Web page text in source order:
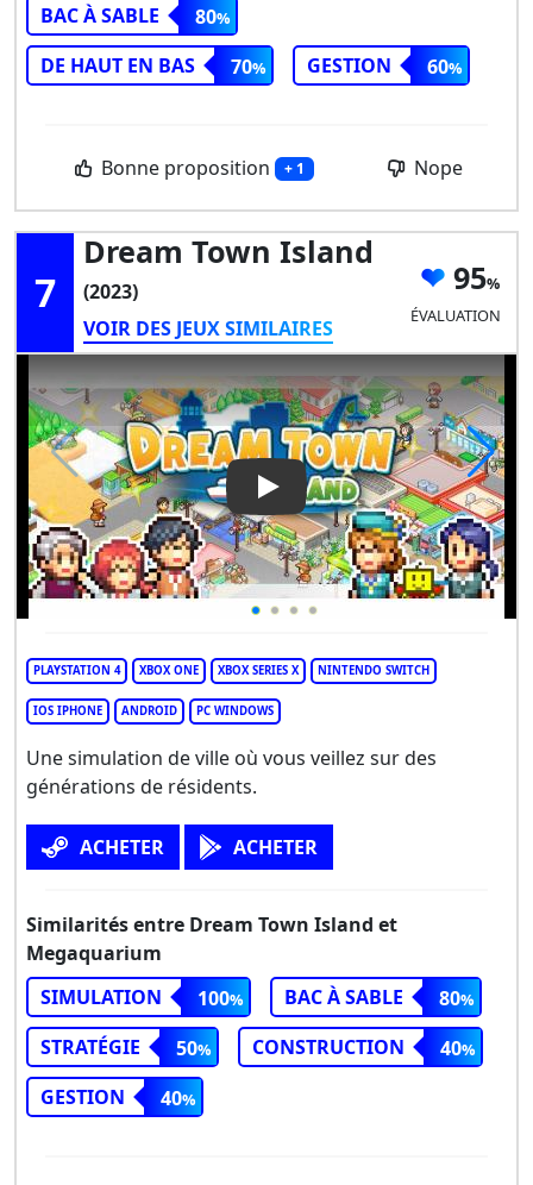
BAC À SABLE
80
DE HAUT EN BAS
70 GESTION 60
Bonne proposition + 1 Nope
7
Dream Town Island
(2023)
VOIR DES JEUX SIMILAIRES
95
ÉVALUATION
Play Video: Dream Town
PLAYSTATION 4 XBOX ONE XBOX SERIES X NINTENDO SWITCH
IOS IPHONE ANDROID PC WINDOWS
Une simulation de ville où vous veillez sur des
générations de résidents.
ACHETER ACHETER
Similarités entre Dream Town Island et
Megaquarium
SIMULATION
100 BAC À SABLE
80
STRATÉGIE
50 CONSTRUCTION
40
GESTION
40